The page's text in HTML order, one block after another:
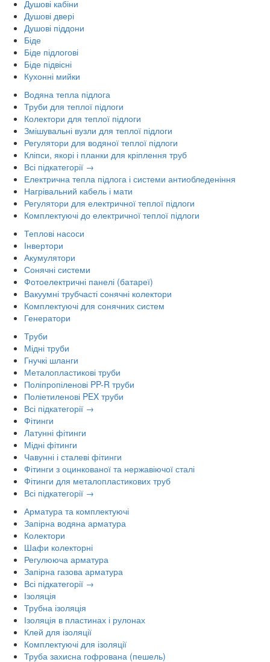
Душові кабіни
Душові двері
Душові піддони
Біде
Біде підлогові
Біде підвісні
Кухонні мийки
Водяна тепла підлога
Труби для теплої підлоги
Колектори для теплої підлоги
Змішувальні вузли для теплої підлоги
Регулятори для водяної теплої підлоги
Кліпси, якорі і планки для кріплення труб
Всі підкатегорії →
Електрична тепла підлога і системи антиобледеніння
Нагрівальний кабель і мати
Регулятори для електричної теплої підлоги
Комплектуючі до електричної теплої підлоги
Теплові насоси
Інвертори
Акумулятори
Сонячні системи
Фотоелектричні панелі (батареї)
Вакуумні трубчасті сонячні колектори
Комплектуючі для сонячних систем
Генератори
Труби
Мідні труби
Гнучкі шланги
Металопластикові труби
Поліпропіленові PP-R труби
Поліетиленові PEX труби
Всі підкатегорії →
Фітинги
Латунні фітинги
Мідні фітинги
Чавунні і сталеві фітинги
Фітинги з оцинкованої та нержавіючої сталі
Фітинги для металопластикових труб
Всі підкатегорії →
Арматура та комплектуючі
Запірна водяна арматура
Колектори
Шафи колекторні
Регулююча арматура
Запірна газова арматура
Всі підкатегорії →
Ізоляція
Трубна ізоляція
Ізоляція в пластинах і рулонах
Клей для ізоляції
Комплектуючі для ізоляції
Труба захисна гофрована (пешель)